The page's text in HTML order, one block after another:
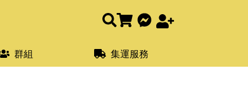
群組 集運服務